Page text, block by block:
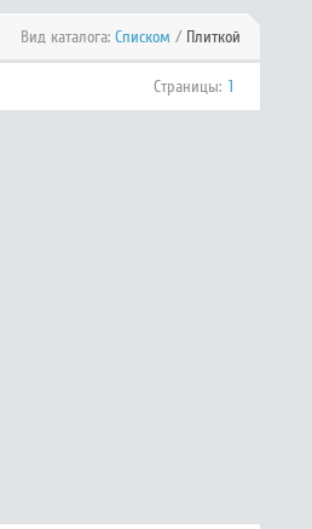
Вид каталога: Списком / Плиткой
Страницы: 1